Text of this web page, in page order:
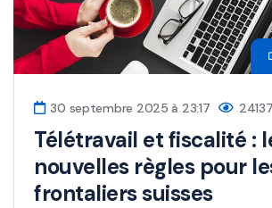
30 septembre 2025 à 23:17 24137
Télétravail et fiscalité :
nouvelles règles pour
frontaliers suisses